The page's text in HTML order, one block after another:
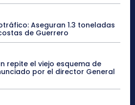
Aseguran 1.3 toneladas
de Guerrero
repite el viejo esquema de
por el director General